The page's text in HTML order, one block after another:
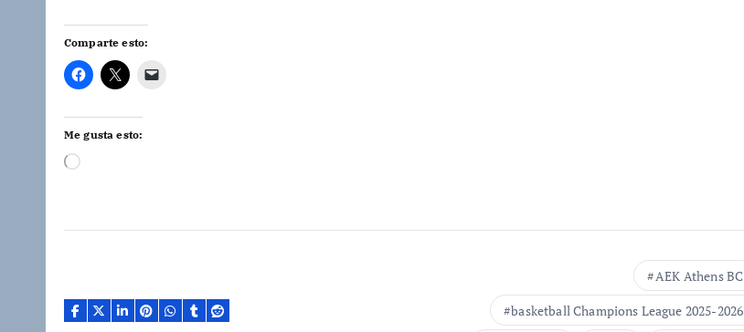
Comparte esto:
Me gusta esto:
C
a
.
AEK Athens BC
basketball Champions League 2025-2026